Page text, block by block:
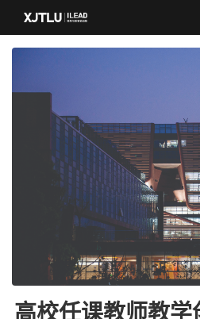
高校任课教师教